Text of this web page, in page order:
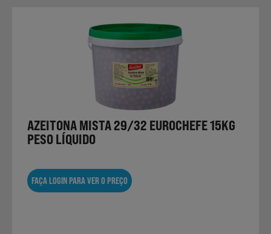
AZEITONA MISTA 29/32 EUROCHEFE 15KG
PESO LÍQUIDO
FAÇA LOGIN PARA VER O PREÇO